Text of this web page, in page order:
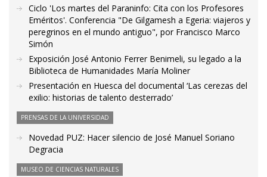
Ciclo 'Los martes del Paraninfo: Cita con los Profesores
Eméritos'. Conferencia "De Gilgamesh a Egeria: viajeros y
peregrinos en el mundo antiguo", por Francisco Marco
Simón
Exposición José Antonio Ferrer Benimeli, su legado a la
Biblioteca de Humanidades María Moliner
Presentación en Huesca del documental ‘Las cerezas del
exilio: historias de talento desterrado’
PRENSAS DE LA UNIVERSIDAD
Novedad PUZ: Hacer silencio de José Manuel Soriano
Degracia
MUSEO DE CIENCIAS NATURALES